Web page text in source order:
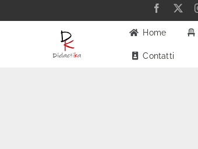
al
Home
Contatti